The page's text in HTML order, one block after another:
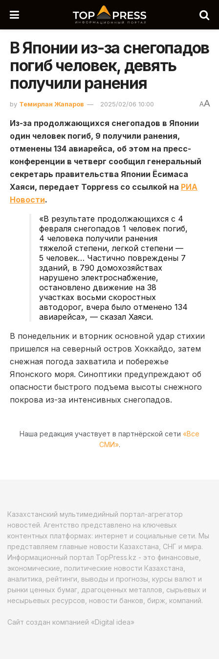
В Японии из-за снегопадов
погиб человек, девять
получили ранения
by Темирлан Жапаров 2025/02/06 10:00 AA
Из-за продолжающихся снегопадов в Японии
один человек погиб, 9 получили ранения,
отменены 134 авиарейса, об этом на пресс-
конференции в четверг сообщил генеральный
секретарь правительства Японии Ёсимаса
Хаяси, передает Toppress со ссылкой на РИА
Новости.
«В результате продолжающихся с 4
февраля снегопадов 1 человек погиб,
4 человека получили ранения
тяжелой степени, легкой степени —
5 человек… Частично повреждены 7
зданий, в 790 домохозяйствах
нарушено электроснабжение,
остановлено движение на 38
участках восьми скоростных
автодорог, вчера было отменено 134
авиарейса», — сказал Хаяси.
В понедельник и вторник основной удар стихии
пришелся на северный остров Хоккайдо, затем
снежная погода захватила и побережье
Японского моря. Синоптики предупреждают об
опасности быстрого подъема высоты снежного
покрова из-за интенсивных снегопадов.
Наша редакция участвует в партнёрской сети «Все
СМИ».
Казахстанский мультимедийный портал-агрегатор
новостей. Агентство представлено на ключевых
контентных платформах: интернет и социальные сети. Мы
представляем главные новости Казахстана, СНГ и мира.
Информационный портал TopPress.kz - это финансовые,
экономические, политические новости Казахстана,
аналитика, рейтинги, выводы и прогнозы, курсы валют и
рынки ценных бумаг, драгоценных металлов, сырьевых и
несырьевых ресурсов, новости банков, бирж, компаний.
Сайт создан компанией «Digital idea»